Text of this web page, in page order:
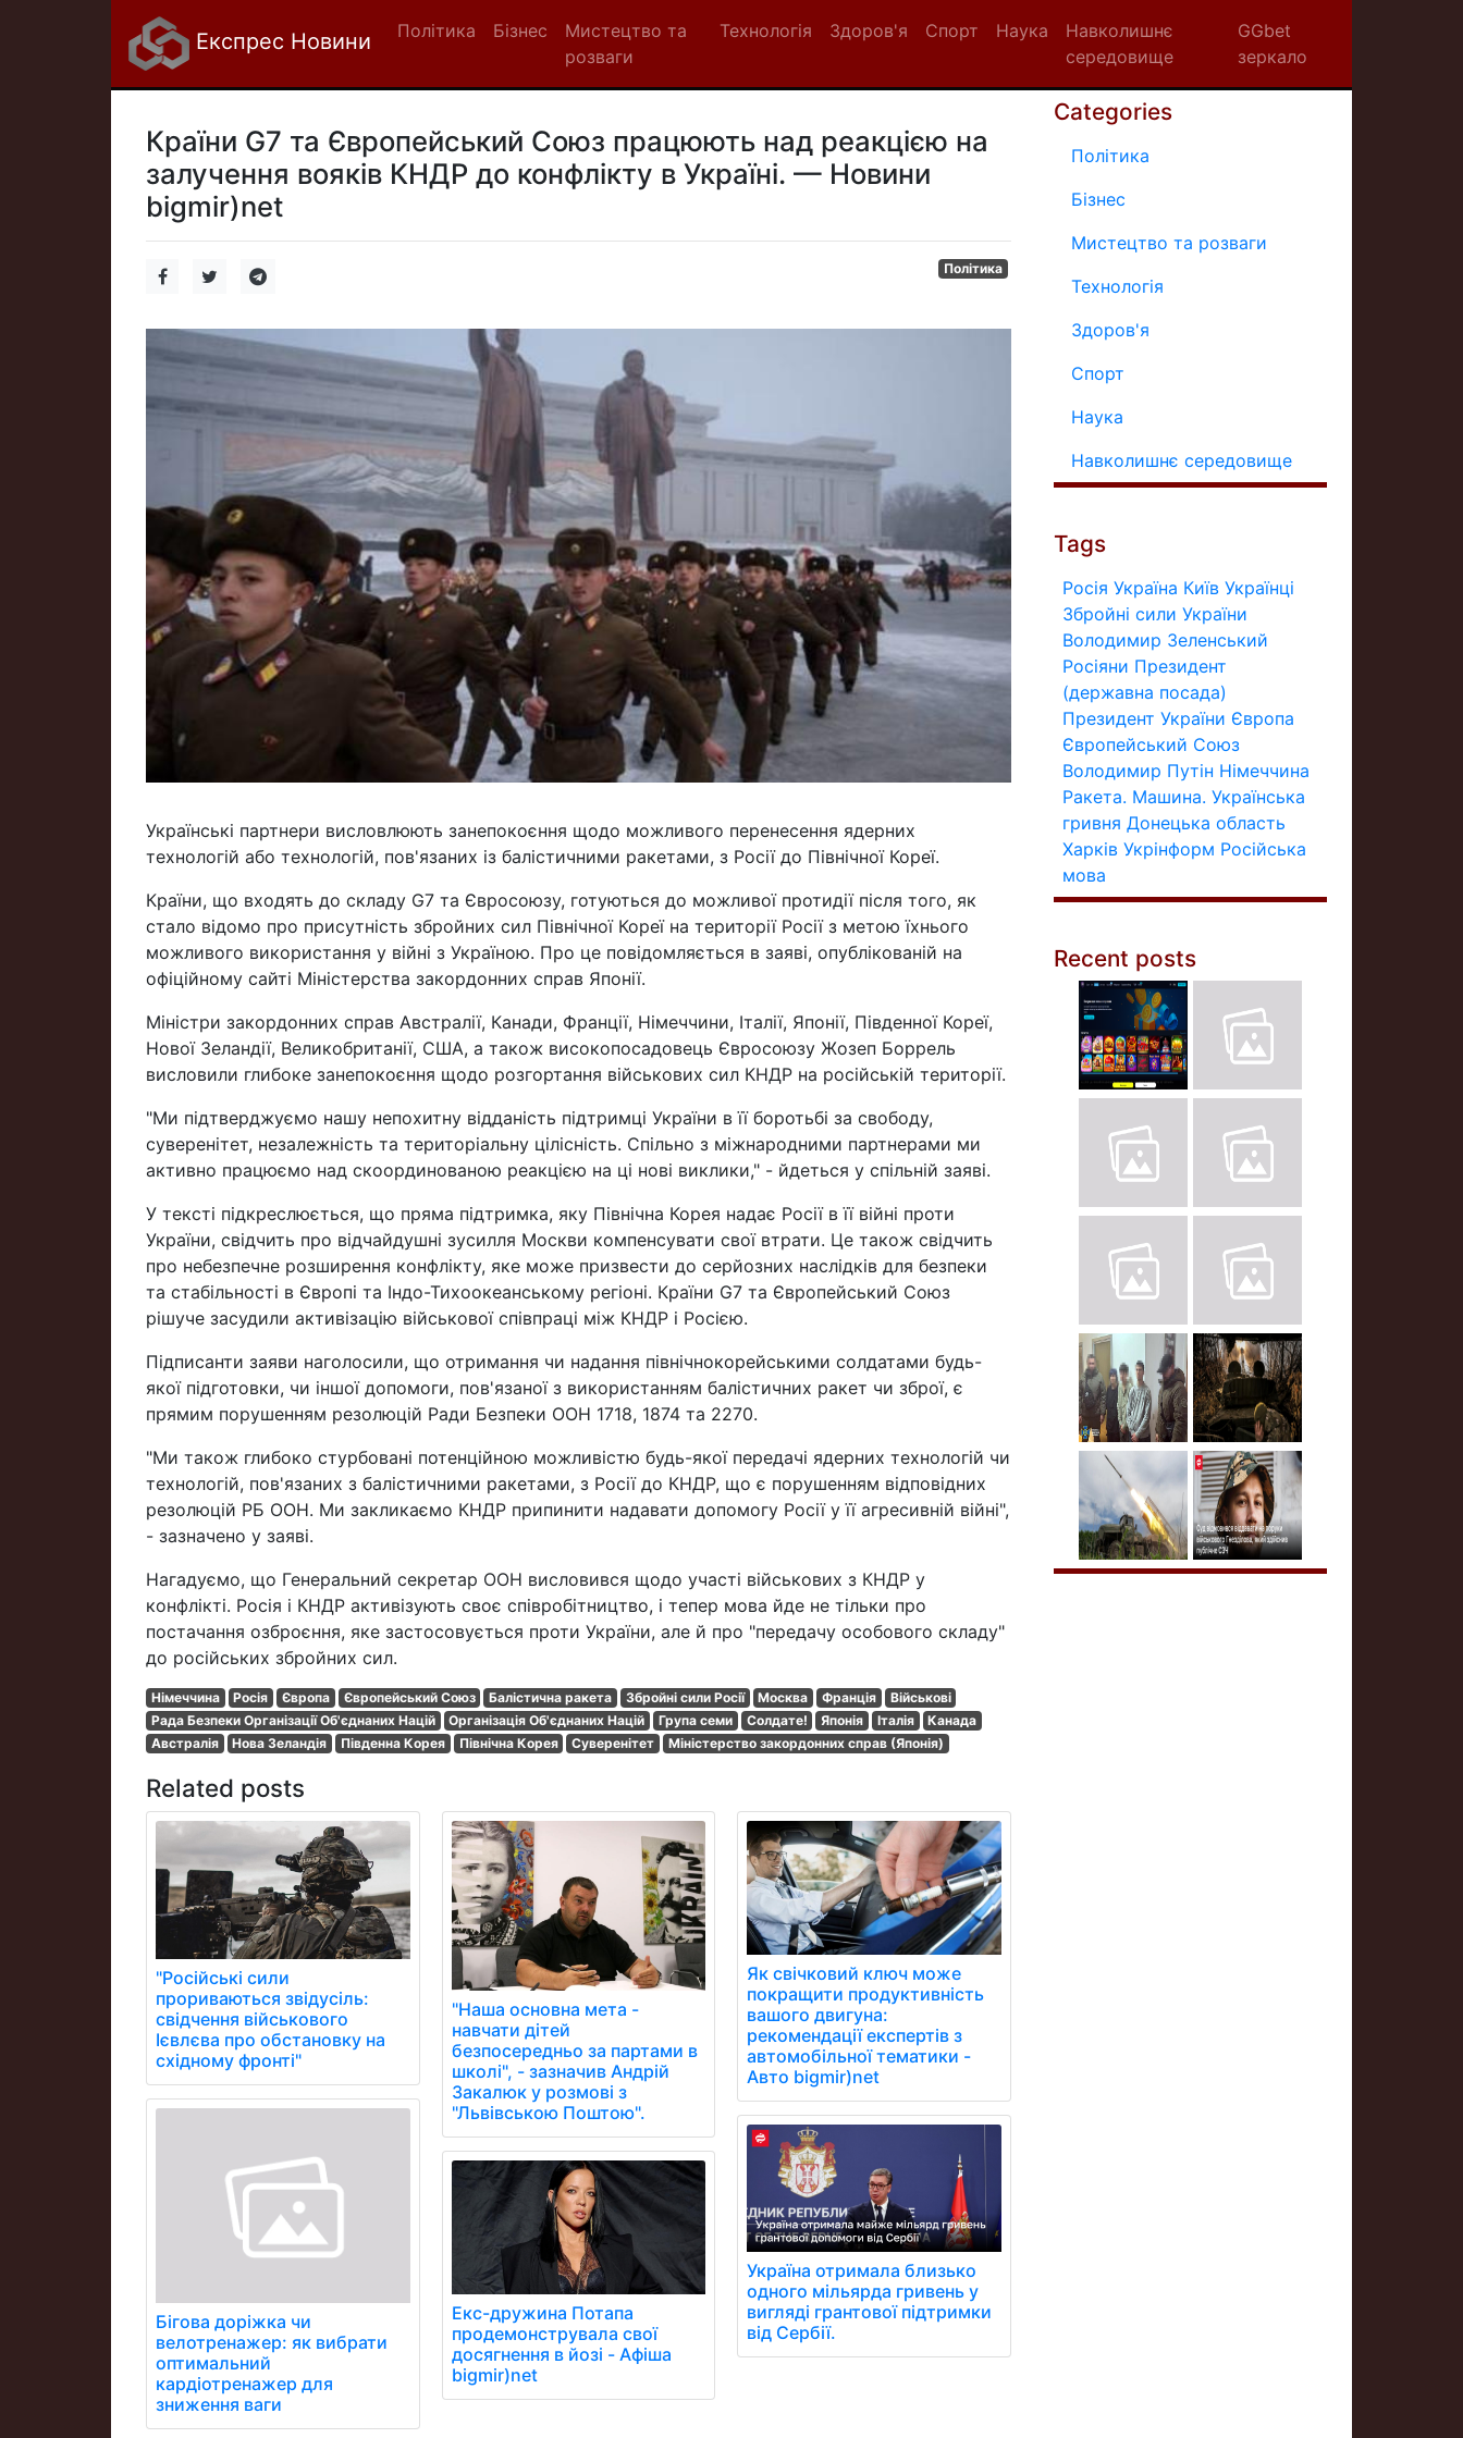
Експрес Новини Політика Бізнес
Мистецтво та
розваги
Технологія Здоров'я Спорт Наука
Навколишнє
середовище
GGbet
зеркало
Країни G7 та Європейський Союз працюють над реакцією на
залучення вояків КНДР до конфлікту в Україні. — Новини
bigmir)net
Політика
Українські партнери висловлюють занепокоєння щодо можливого перенесення ядерних
технологій або технологій, пов'язаних із балістичними ракетами, з Росії до Північної Кореї.
Країни, що входять до складу G7 та Євросоюзу, готуються до можливої протидії після того, як
стало відомо про присутність збройних сил Північної Кореї на території Росії з метою їхнього
можливого використання у війні з Україною. Про це повідомляється в заяві, опублікованій на
офіційному сайті Міністерства закордонних справ Японії.
Міністри закордонних справ Австралії, Канади, Франції, Німеччини, Італії, Японії, Південної Кореї,
Нової Зеландії, Великобританії, США, а також високопосадовець Євросоюзу Жозеп Боррель
висловили глибоке занепокоєння щодо розгортання військових сил КНДР на російській території.
"Ми підтверджуємо нашу непохитну відданість підтримці України в її боротьбі за свободу,
суверенітет, незалежність та територіальну цілісність. Спільно з міжнародними партнерами ми
активно працюємо над скоординованою реакцією на ці нові виклики," - йдеться у спільній заяві.
У тексті підкреслюється, що пряма підтримка, яку Північна Корея надає Росії в її війні проти
України, свідчить про відчайдушні зусилля Москви компенсувати свої втрати. Це також свідчить
про небезпечне розширення конфлікту, яке може призвести до серйозних наслідків для безпеки
та стабільності в Європі та Індо-Тихоокеанському регіоні. Країни G7 та Європейський Союз
рішуче засудили активізацію військової співпраці між КНДР і Росією.
Підписанти заяви наголосили, що отримання чи надання північнокорейськими солдатами будь-
якої підготовки, чи іншої допомоги, пов'язаної з використанням балістичних ракет чи зброї, є
прямим порушенням резолюцій Ради Безпеки ООН 1718, 1874 та 2270.
"Ми також глибоко стурбовані потенційною можливістю будь-якої передачі ядерних технологій чи
технологій, пов'язаних з балістичними ракетами, з Росії до КНДР, що є порушенням відповідних
резолюцій РБ ООН. Ми закликаємо КНДР припинити надавати допомогу Росії у її агресивній війні",
- зазначено у заяві.
Нагадуємо, що Генеральний секретар ООН висловився щодо участі військових з КНДР у
конфлікті. Росія і КНДР активізують своє співробітництво, і тепер мова йде не тільки про
постачання озброєння, яке застосовується проти України, але й про "передачу особового складу"
до російських збройних сил.
Німеччина Росія Європа Європейський Союз Балістична ракета Збройні сили Росії Москва Франція
Військові
Рада Безпеки Організації Об'єднаних Націй
Організація Об'єднаних Націй Група семи Солдате! Японія Італія
Канада
Австралія
Нова Зеландія Південна Корея Північна Корея Суверенітет Міністерство закордонних справ (Японія)
Related posts
"Російські сили
прориваються звідусіль:
свідчення військового
Ієвлєва про обстановку на
східному фронті"
Бігова доріжка чи
велотренажер: як вибрати
оптимальний
кардіотренажер для
зниження ваги
"Наша основна мета -
навчати дітей
безпосередньо за партами в
школі", - зазначив Андрій
Закалюк у розмові з
"Львівською Поштою".
Екс-дружина Потапа
продемонструвала свої
досягнення в йозі - Афіша
bigmir)net
Як свічковий ключ може
покращити продуктивність
вашого двигуна:
рекомендації експертів з
автомобільної тематики -
Авто bigmir)net
Україна отримала близько
одного мільярда гривень у
вигляді грантової підтримки
від Сербії.
Categories
Політика
Бізнес
Мистецтво та розваги
Технологія
Здоров'я
Спорт
Наука
Навколишнє середовище
Tags
Росія Україна Київ Українці
Збройні сили України
Володимир Зеленський
Росіяни Президент
(державна посада)
Президент України Європа
Європейський Союз
Володимир Путін Німеччина
Ракета. Машина. Українська
гривня Донецька область
Харків Укрінформ Російська
мова
Recent posts